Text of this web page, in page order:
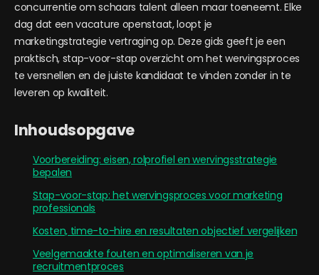
concurrentie om schaars talent alleen maar toeneemt. Elke
dag dat een vacature openstaat, loopt je
marketingstrategie vertraging op. Deze gids geeft je een
praktisch, stap-voor-stap overzicht om het wervingsproces
te versnellen en de juiste kandidaat te vinden zonder in te
leveren op kwaliteit.
Inhoudsopgave
Voorbereiding: eisen, rolprofiel en wervingsstrategie
bepalen
Stap-voor-stap: het wervingsproces voor marketing
professionals
Kosten, time-to-hire en resultaten objectief vergelijken
Veelgemaakte fouten en optimaliseren van je
recruitmentproces